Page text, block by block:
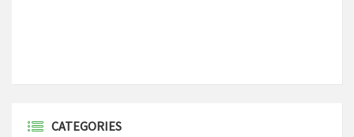
CATEGORIES